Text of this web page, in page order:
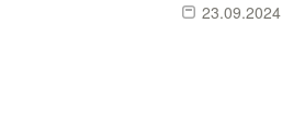
23.09.2024